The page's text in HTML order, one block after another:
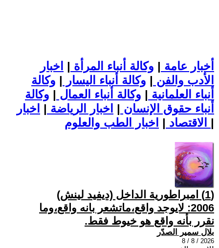
أخبار عامة | وكالة أنباء المرأة | اخبار
الأدب والفن | وكالة أنباء اليسار | وكالة
أنباء العلمانية | وكالة أنباء العمال | وكالة
أنباء حقوق الإنسان | اخبار الرياضة | اخبار
الاقتصاد | |
(1) امبراطورية الداخل (ديفيد لينش)
2006: لايوجد واقع،ماتشعر بانه واقع،وما
نقرر بأنه واقع هو خيوط فقط.
بلال سمير الصدّر
2026 / 8 / 8